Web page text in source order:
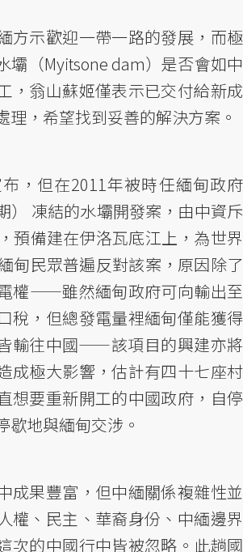
方示歡迎一帶一路的發展，而極
壩（Myitsone dam）是否會如中
，翁山蘇姬僅表示已交付給新成
理，希望找到妥善的解決方案。
，但在2011年被時任緬甸政府
） 凍結的水壩開發案，由中資斥
預備建在伊洛瓦底江上，為世界
甸民眾普遍反對該案，原因除了
權——雖然緬甸政府可向輸出至
稅，但總發電量裡緬甸僅能獲得
輸往中國——該項目的興建亦將
成極大影響，估計有四十七座村
想要重新開工的中國政府，自停
歇地與緬甸交涉。
成果豐富，但中緬關係複雜性並
權、民主、華裔身份、中緬邊界
次的中國行中皆被忽略。此趟國